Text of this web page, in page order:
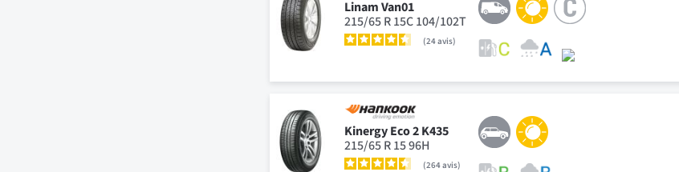
Linam Van01
215/65 R 15C 104/102T
24avis
Kinergy Eco 2 K435
215/65 R 15 96H
264avis